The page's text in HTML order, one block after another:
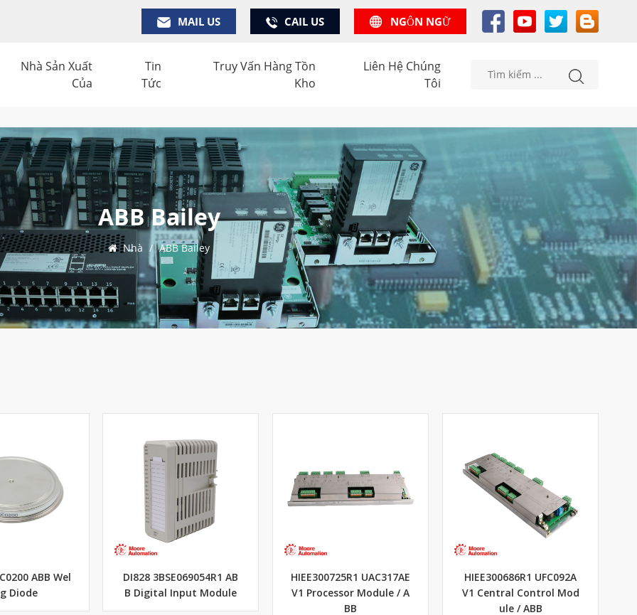
MAIL US CAIL US NGÔN NGỮ
Nhà Sản Xuất
Của
Tin
Tức
Truy Vấn Hàng Tồn
Kho
Liên Hệ Chúng
Tôi
ABB Bailey
Nhà / ABB Bailey
ABB Wel
Diode
DI828 3BSE069054R1 AB
B Digital Input Module
HIEE300725R1 UAC317AE
V1 Processor Module / A
BB
HIEE300686R1 UFC092A
V1 Central Control Mod
ule / ABB